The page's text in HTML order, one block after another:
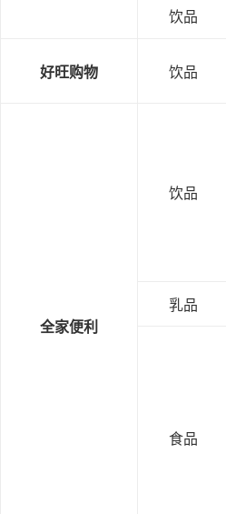
饮品
好旺购物 饮品
全家便利
饮品
乳品
食品